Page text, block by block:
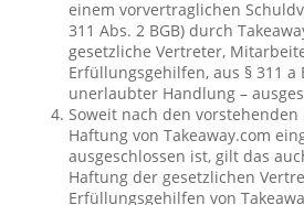
einem vorvertraglichen
311 Abs. 2 BGB) durch
gesetzliche Vertreter,
Erfüllungsgehilfen, aus § 311 a
unerlaubter Handlung –
Soweit nach den vorstehenden
Haftung von Takeaway.com
ausgeschlossen ist, gilt das
Haftung der gesetzlichen
Erfüllungsgehilfen von